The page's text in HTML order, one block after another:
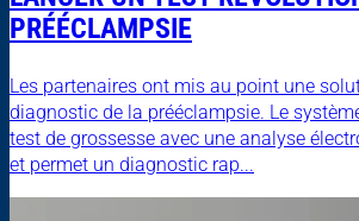
PRÉÉCLAMPSIE
Les partenaires ont mis au point une
diagnostic de la prééclampsie. Le
test de grossesse avec une analyse
et permet un diagnostic rap...